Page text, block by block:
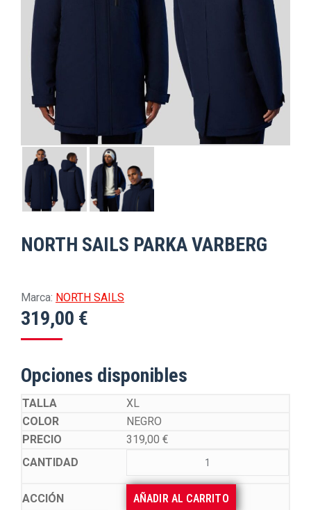
NORTH SAILS PARKA VARBERG
Marca: NORTH SAILS
319,00 €
Opciones disponibles
XL
NEGRO
319,00 €
AÑADIR AL CARRITO